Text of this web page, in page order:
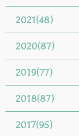
2021(48)
2020(87)
2019(77)
2018(87)
2017(95)